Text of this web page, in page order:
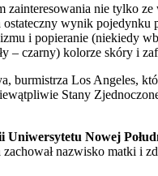
nie tylko
wynik pojedynku
i popieranie (niekiedy
– czarny) kolorze skóry i
Los Angeles,
Stany
Uniwersytetu Nowej
nazwisko matki i